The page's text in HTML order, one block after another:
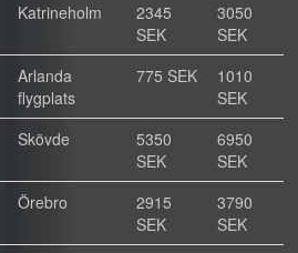
Katrineholm
2345
SEK
3050
SEK
Arlanda
flygplats
775 SEK
1010
SEK
Skövde
5350
SEK
6950
SEK
Örebro
2915
SEK
3790
SEK